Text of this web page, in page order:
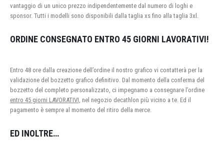
vantaggio di un unico prezzo indipendentemente dal numero di loghi e
sponsor. Tutti i modelli sono disponibili dalla taglia xs fino alla taglia 3xl.
ORDINE CONSEGNATO ENTRO 45 GIORNI LAVORATIVI!
Entro 48 ore dalla creazione dell’ordine il nostro grafico vi contatterà per la
validazione del bozzetto grafico definitivo. Dal momento della conferma del
bozzetto del completo personalizzato, ci impegnamo a consegnare l’ordine
entro 45 giorni LAVORATIVI, nel negozio decathlon più vicino a te. Ed il
pagamento è sempre al momento del ritiro della merce.
ED INOLTRE…